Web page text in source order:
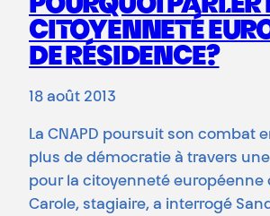
POURQUOI PARLER
CITOYENNETÉ
DE RÉSIDENCE?
18 août 2013
La CNAPD poursuit son combat
plus de démocratie à travers
pour la citoyenneté européenne
Carole, stagiaire, a interrogé